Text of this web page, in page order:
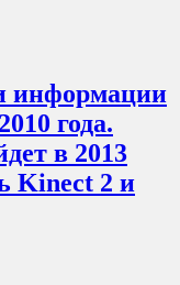
информации
года.
в 2013
Kinect 2 и